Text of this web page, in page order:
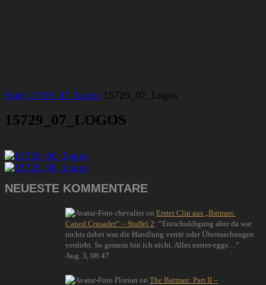
Start 15729_07_Logos 15729_07_Logos
15729_07_LOGOS
NEUESTE KOMMENTARE
chevalier on Erster Clip aus „Batman:
Caped Crusader“ – Staffel 2: “Entschuldigung aber da war
nichts dabei was die Handlung verrät oder Überraschungen
verdirbt. So gemein bin ich nicht. Alles easter-eggs… ”
Aug. 3, 08:47
Florian on The Batman: Part II –